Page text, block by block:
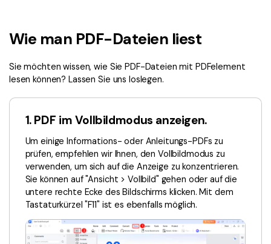
PDF komprimieren
Word zu PDF
Weitere Online-Tools
PDF komprimieren
PDF organisieren
PDF zuschneiden
Professionelle Anwender
PDF Formular
PDF Signieren
PDF schützen
Konvertierung Tipps
Komprimieren Tipps
Weitere Themen finden
Kundengeschichten
PDF-Software-Vergleich
G2 Awards
Bessere Nutzung
Wie man PDF-Dateien liest
Sie möchten wissen, wie Sie PDF-Dateien mit PDFelement
lesen können? Lassen Sie uns loslegen.
1. PDF im Vollbildmodus anzeigen.
Um einige Informations- oder Anleitungs-PDFs zu
prüfen, empfehlen wir Ihnen, den Vollbildmodus zu
verwenden, um sich auf die Anzeige zu konzentrieren.
Sie können auf "Ansicht > Vollbild" gehen oder auf die
untere rechte Ecke des Bildschirms klicken. Mit dem
Tastaturkürzel "F11" ist es ebenfalls möglich.